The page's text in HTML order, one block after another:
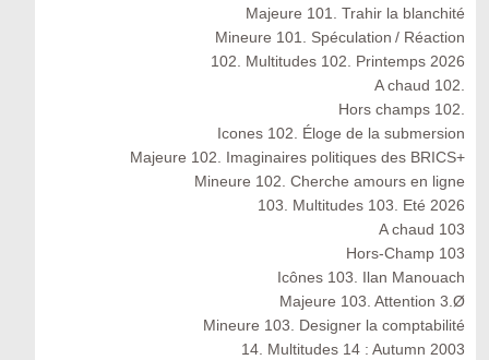
Majeure 101. Trahir la blanchité
Mineure 101. Spéculation / Réaction
102. Multitudes 102. Printemps 2026
A chaud 102.
Hors champs 102.
Icones 102. Éloge de la submersion
Majeure 102. Imaginaires politiques des BRICS+
Mineure 102. Cherche amours en ligne
103. Multitudes 103. Eté 2026
A chaud 103
Hors-Champ 103
Icônes 103. Ilan Manouach
Majeure 103. Attention 3.Ø
Mineure 103. Designer la comptabilité
14. Multitudes 14 : Autumn 2003